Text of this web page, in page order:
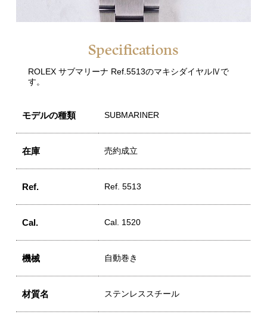
Specifications
ROLEX サブマリーナ Ref.5513のマキシダイヤルⅣで
す。
モデルの種類 SUBMARINER
在庫 売約成立
Ref. Ref. 5513
Cal. Cal. 1520
機械 自動巻き
材質名 ステンレススチール